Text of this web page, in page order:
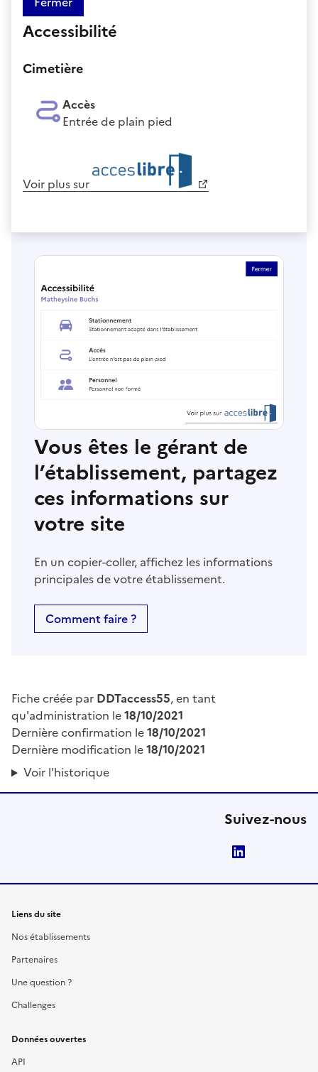
Accessibilité
Cimetière
Accès
Entrée de plain pied
Voir plus sur
Vous êtes le gérant de
l’établissement, partagez
ces informations sur
votre site
En un copier-coller, affichez les informations
principales de votre établissement.
Comment faire ?
Fiche créée par DDTaccess55, en tant
qu'administration le18/10/2021
Dernière confirmation le18/10/2021
Dernière modification le18/10/2021
Voir l'historique
Suivez-nous
Liens du site
Nos établissements
Partenaires
Une question ?
Challenges
Données ouvertes
API